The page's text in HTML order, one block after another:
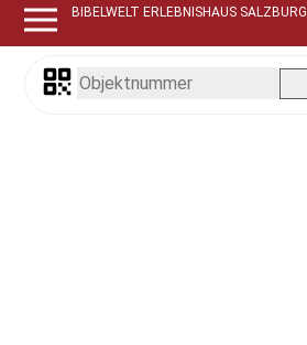
BIBELWELT ERLEBNISHAUS SALZBURG